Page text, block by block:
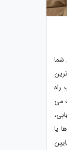
شما
می
یا